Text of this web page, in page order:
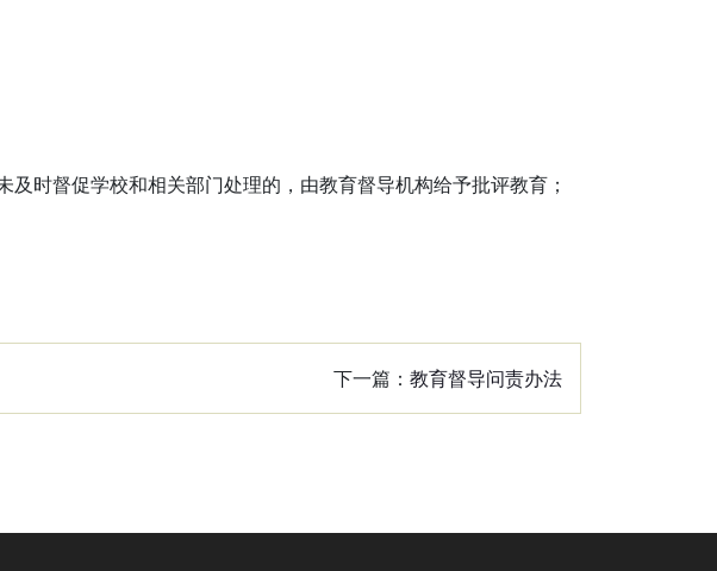
时督促学校和相关部门处理的，由教育督导机构给予批评教育；
下一篇： 教育督导问责办法